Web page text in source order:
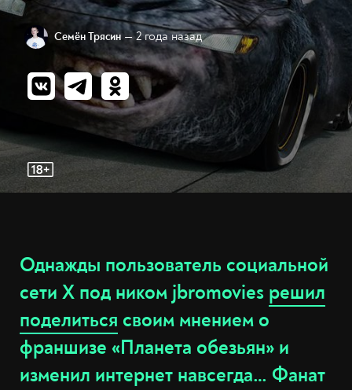
Семён Трясин — 2 года назад
Однажды пользователь социальной
сети X под ником jbromovies решил
поделиться своим мнением о
франшизе «Планета обезьян» и
изменил интернет навсегда… Фанат